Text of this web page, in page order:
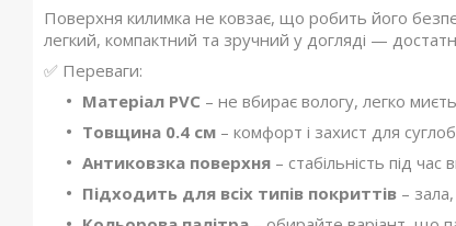
Поверхня килимка не ковзає, що робить його
легкий, компактний та зручний у догляді —
✅ Переваги:
Матеріал PVC – не вбирає вологу, легко
Товщина 0.4 см – комфорт і захист для
Антиковзка поверхня – стабільність під час
Підходить для всіх типів покриттів –